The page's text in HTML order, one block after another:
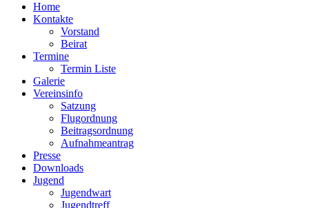
Home
Kontakte
Vorstand
Beirat
Termine
Termin Liste
Galerie
Vereinsinfo
Satzung
Flugordnung
Beitragsordnung
Aufnahmeantrag
Presse
Downloads
Jugend
Jugendwart
Jugendtreff